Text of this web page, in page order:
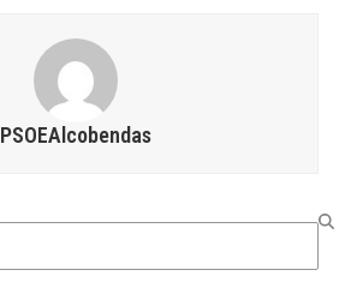
PSOEAlcobendas